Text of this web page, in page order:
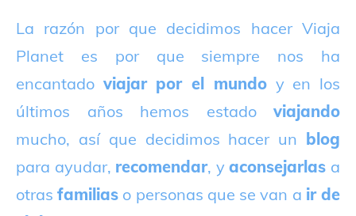
La razón por que decidimos hacer Viaja
Planet es por que siempre nos ha
encantado viajar por el mundoy en los
últimos años hemos estado viajando
mucho, así que decidimos hacer un blog
para ayudar, recomendar, yaconsejarlas a
otrasfamilias o personas que se van a ir de